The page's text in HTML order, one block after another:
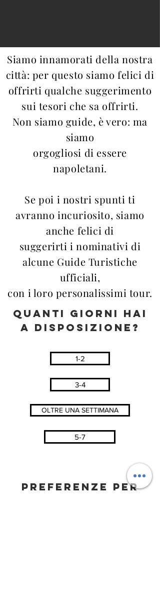
Siamo innamorati della nostra
città: per questo siamo felici di
offrirti qualche suggerimento
sui tesori che sa offrirti.
Non siamo guide, è vero: ma
siamo
orgogliosi di essere
napoletani.
Se poi i nostri spunti ti
avranno incuriosito, siamo
anche felici di
suggerirti i nominativi di
alcune Guide Turistiche
ufficiali,
con i loro personalissimi tour.
QUANTI GIORNI HAI
A DISPOSIZIONE?
1-2
3-4
OLTRE UNA SETTIMANA
5-7
PREFERENZE PER